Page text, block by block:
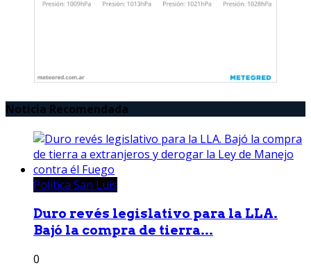
Noticia Recomendada
Política San Luis
Duro revés legislativo para la LLA.
Bajó la compra de tierra...
0